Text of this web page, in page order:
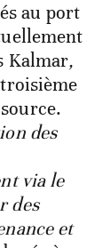
au port
Kalmar,
des
via le
des
et